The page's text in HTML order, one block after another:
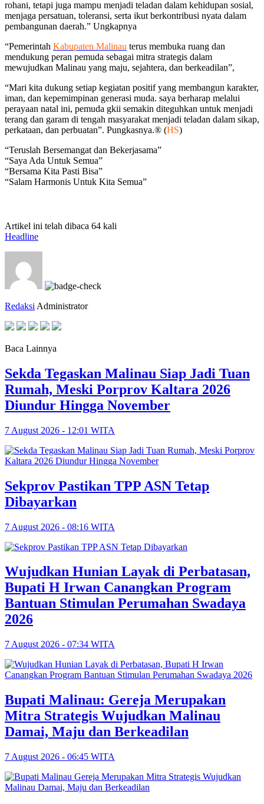
rohani, tetapi juga mampu menjadi teladan dalam kehidupan sosial,
menjaga persatuan, toleransi, serta ikut berkontribusi nyata dalam
pembangunan daerah.” Ungkapnya
“Pemerintah Kabupaten Malinau terus membuka ruang dan
mendukung peran pemuda sebagai mitra strategis dalam
mewujudkan Malinau yang maju, sejahtera, dan berkeadilan”,
“Mari kita dukung setiap kegiatan positif yang membangun karakter,
iman, dan kepemimpinan generasi muda. saya berharap melalui
perayaan natal ini, pemuda gkii semakin diteguhkan untuk menjadi
terang dan garam di tengah masyarakat menjadi teladan dalam sikap,
perkataan, dan perbuatan”. Pungkasnya.® (HS)
“Teruslah Bersemangat dan Bekerjasama”
“Saya Ada Untuk Semua”
“Bersama Kita Pasti Bisa”
“Salam Harmonis Untuk Kita Semua”
Artikel ini telah dibaca 64 kali
Headline
Redaksi Administrator
Baca Lainnya
Sekda Tegaskan Malinau Siap Jadi Tuan
Rumah, Meski Porprov Kaltara 2026
Diundur Hingga November
7 August 2026 - 12:01 WITA
Sekprov Pastikan TPP ASN Tetap
Dibayarkan
7 August 2026 - 08:16 WITA
Wujudkan Hunian Layak di Perbatasan,
Bupati H Irwan Canangkan Program
Bantuan Stimulan Perumahan Swadaya
2026
7 August 2026 - 07:34 WITA
Bupati Malinau: Gereja Merupakan
Mitra Strategis Wujudkan Malinau
Damai, Maju dan Berkeadilan
7 August 2026 - 06:45 WITA